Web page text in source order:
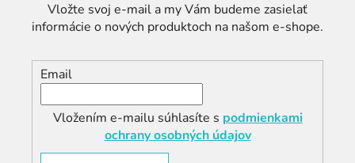
Vložte svoj e-mail a my Vám budeme zasielať
informácie o nových produktoch na našom e-shope.
Email
Vložením e-mailu súhlasíte s podmienkami
ochrany osobných údajov